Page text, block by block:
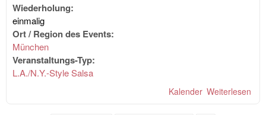
Wiederholung:
einmalig
Ort / Region des Events:
München
Veranstaltungs-Typ:
L.A./N.Y.-Style Salsa
Weiterlesen
Kalender